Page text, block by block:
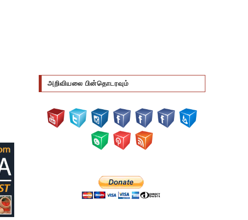
அறிவியலை பின்தொடரவும்